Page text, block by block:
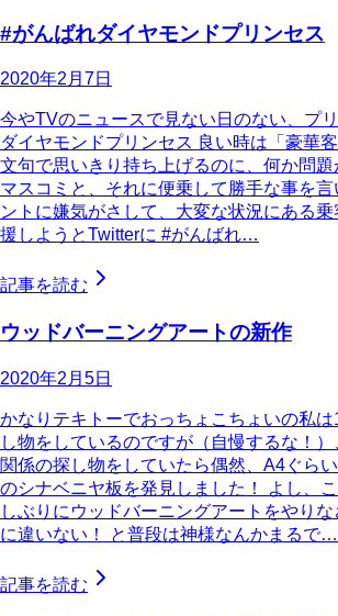
#がんばれダイヤモンドプリンセス
2020年2月7日
今やTVのニュースで見ない日のない、プ
ダイヤモンドプリンセス 良い時は「豪華
文句で思いきり持ち上げるのに、何か問
マスコミと、それに便乗して勝手な事を
ントに嫌気がさして、大変な状況にある
援しようとTwitterに #がんばれ…
記事を読む
ウッドバーニングアートの新作
2020年2月5日
かなりテキトーでおっちょこちょいの私
し物をしているのですが（自慢するな！
関係の探し物をしていたら偶然、A4ぐら
のシナベニヤ板を発見しました！ よし、
しぶりにウッドバーニングアートをやり
に違いない！ と普段は神様なんかまるで…
記事を読む